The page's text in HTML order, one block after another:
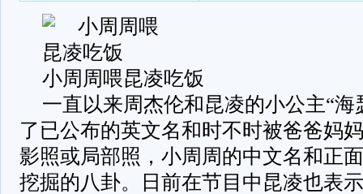
小周周喂昆凌吃饭
一直以来周杰伦和昆凌的小公主“海
了已公布的英文名和时不时被爸爸妈
影照或局部照，小周周的中文名和正
挖掘的八卦。日前在节目中昆凌也表